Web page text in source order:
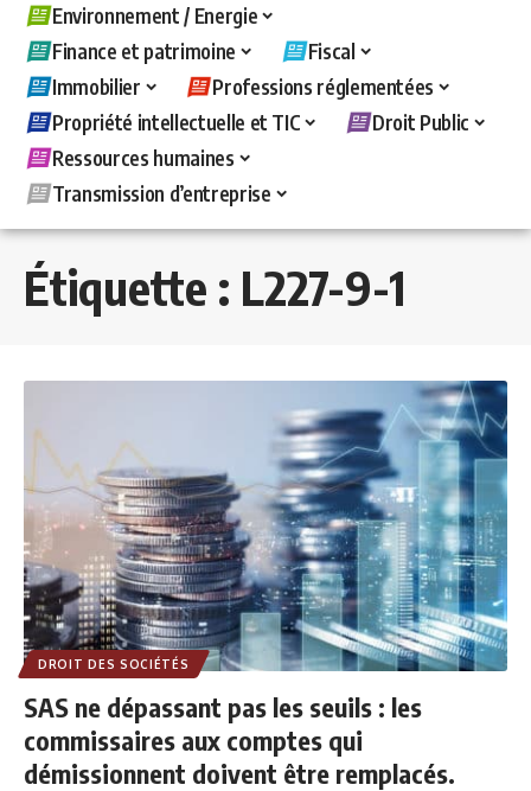
Environnement / Energie
Finance et patrimoine
Fiscal
Immobilier
Professions réglementées
Propriété intellectuelle et TIC
Droit Public
Ressources humaines
Transmission d’entreprise
Étiquette : L227-9-1
DROIT DES SOCIÉTÉS
SAS ne dépassant pas les seuils : les
commissaires aux comptes qui
démissionnent doivent être remplacés.